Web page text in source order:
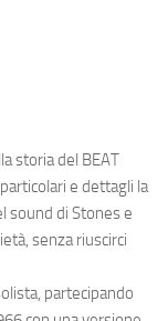
storia del BEAT
e dettagli la
sound di Stones e
senza riuscirci
partecipando